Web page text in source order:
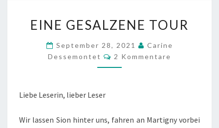
GESALZENE
EINE GESALZENE TOUR
September 28, 2021
Carine
Dessemontet
Kommentare
2 Kommentare
Liebe Leserin, lieber Leser
Wir lassen Sion hinter uns, fahren an Martigny vorbei